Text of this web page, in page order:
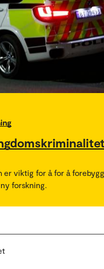
er viktig for å for å
forskning.